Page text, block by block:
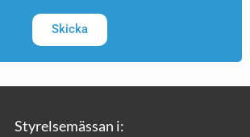
Skicka
Styrelsemässan i: